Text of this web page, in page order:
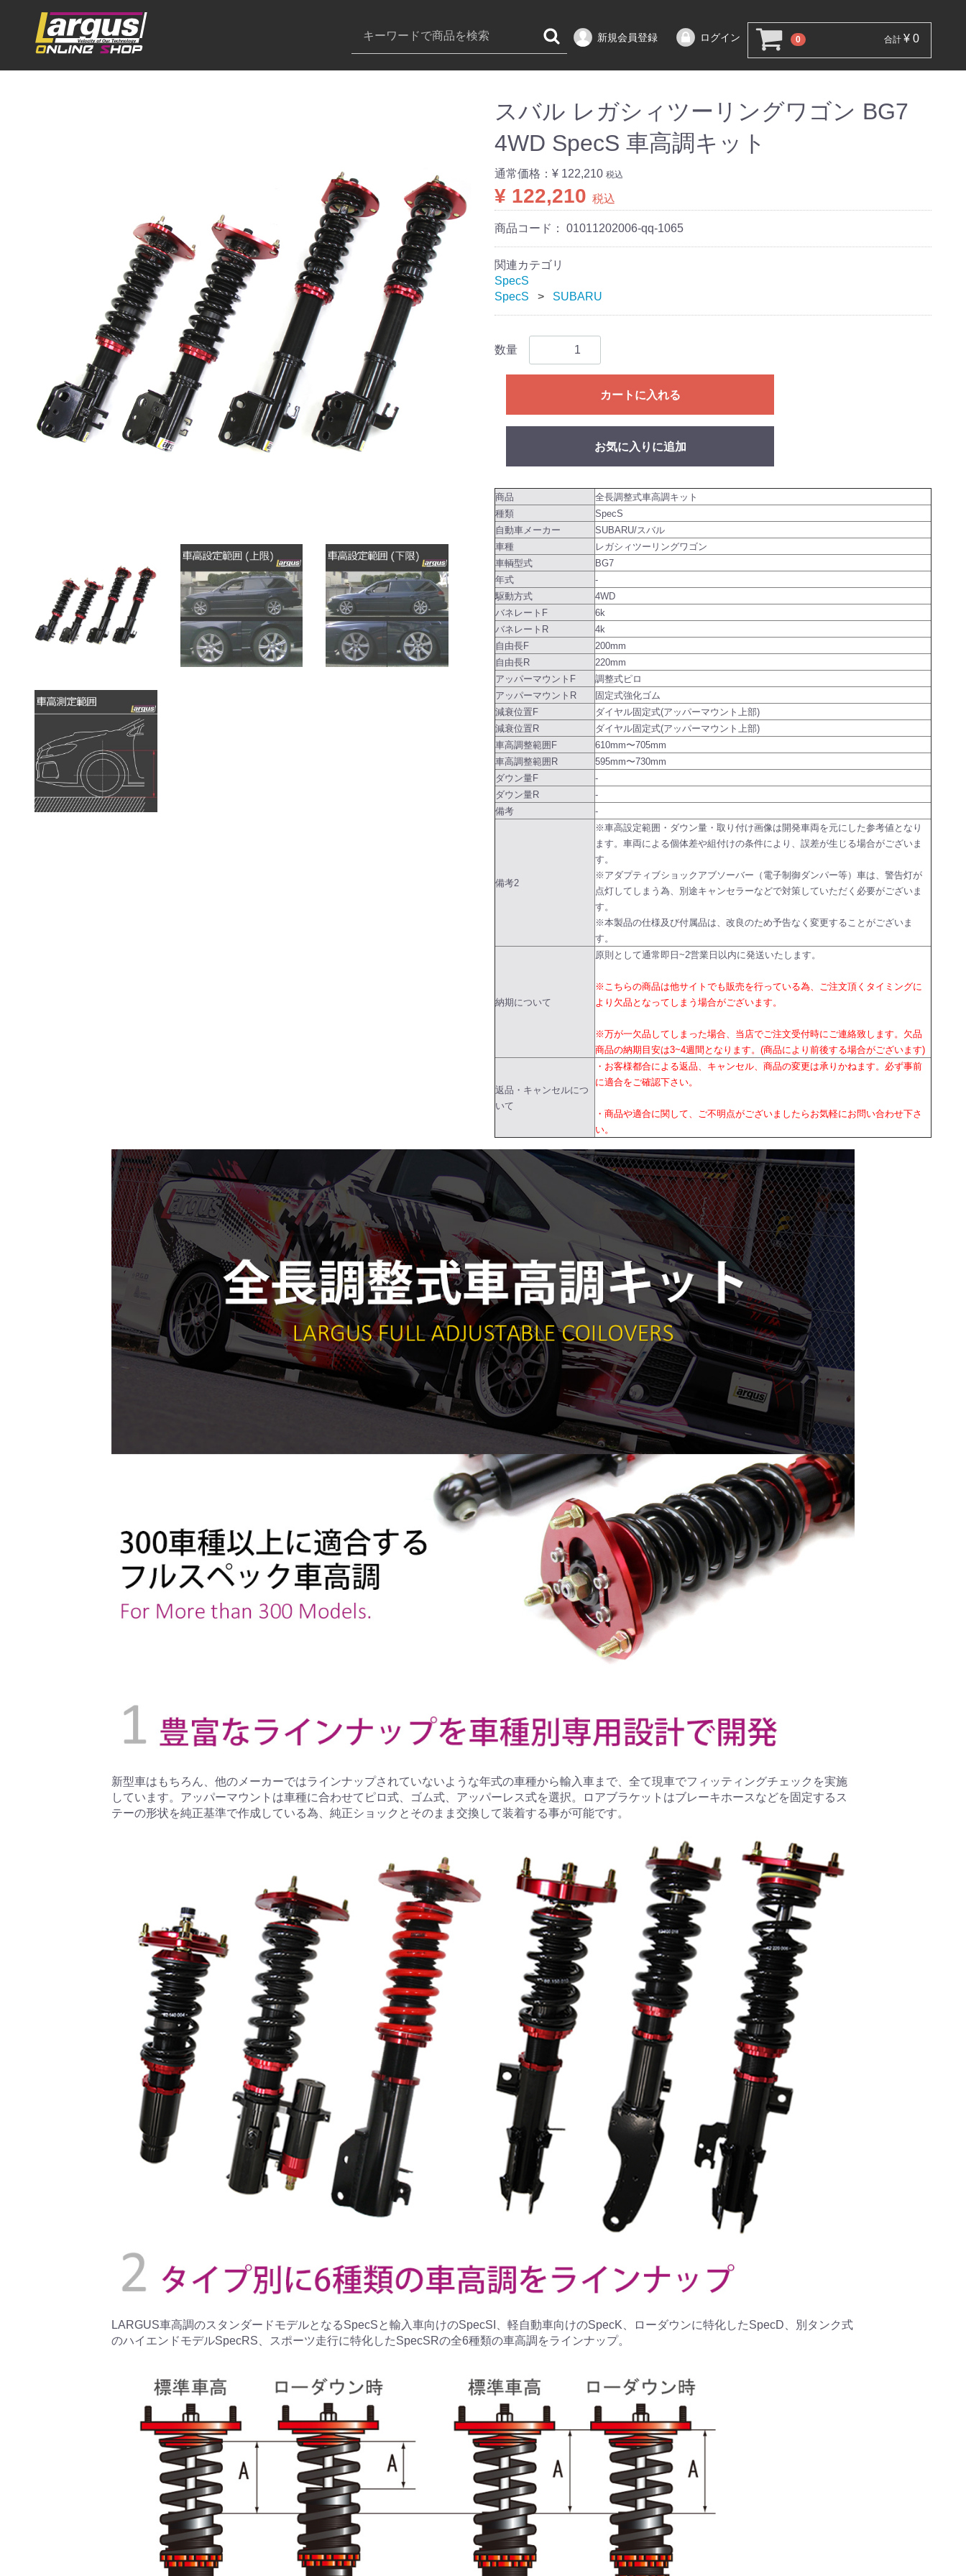
0 合計 ¥ 0
新規会員登録 ログイン
スバル レガシィツーリングワゴン BG7
4WD SpecS 車高調キット
通常価格： ¥ 122,210 税込
¥ 122,210 税込
商品コード： 01011202006-qq-1065
関連カテゴリ
SpecS
SpecS
SUBARU
数量
カートに入れる
お気に入りに追加
商品
全長調整式車高調キット
種類
SpecS
自動車メーカー
SUBARU/スバル
車種
レガシィツーリングワゴン
車輌型式
BG7
年式
-
駆動方式
4WD
バネレートF
6k
バネレートR
4k
自由長F
200mm
自由長R
220mm
アッパーマウントF
調整式ピロ
アッパーマウントR
固定式強化ゴム
減衰位置F
ダイヤル固定式(アッパーマウント上部)
減衰位置R
ダイヤル固定式(アッパーマウント上部)
車高調整範囲F
610mm〜705mm
車高調整範囲R
595mm〜730mm
ダウン量F
-
ダウン量R
-
備考
-
備考2
※車高設定範囲・ダウン量・取り付け画像は開発車両を元にした参考値となり
ます。車両による個体差や組付けの条件により、誤差が生じる場合がございま
す。
※アダプティブショックアブソーバー（電子制御ダンパー等）車は、警告灯が
点灯してしまう為、別途キャンセラーなどで対策していただく必要がございま
す。
※本製品の仕様及び付属品は、改良のため予告なく変更することがございま
す。
納期について
原則として通常即日~2営業日以内に発送いたします。
※こちらの商品は他サイトでも販売を行っている為、ご注文頂くタイミングに
より欠品となってしまう場合がございます。
※万が一欠品してしまった場合、当店でご注文受付時にご連絡致します。欠品
商品の納期目安は3~4週間となります。(商品により前後する場合がございます)
返品・キャンセルにつ
いて
・お客様都合による返品、キャンセル、商品の変更は承りかねます。必ず事前
に適合をご確認下さい。
・商品や適合に関して、ご不明点がございましたらお気軽にお問い合わせ下さ
い。
新型車はもちろん、他のメーカーではラインナップされていないような年式の車種から輸入車まで、全て現車でフィッティングチェックを実施
しています。アッパーマウントは車種に合わせてピロ式、ゴム式、アッパーレス式を選択。ロアブラケットはブレーキホースなどを固定するス
テーの形状を純正基準で作成している為、純正ショックとそのまま交換して装着する事が可能です。
LARGUS車高調のスタンダードモデルとなるSpecSと輸入車向けのSpecSI、軽自動車向けのSpecK、ローダウンに特化したSpecD、別タンク式
のハイエンドモデルSpecRS、スポーツ走行に特化したSpecSRの全6種類の車高調をラインナップ。